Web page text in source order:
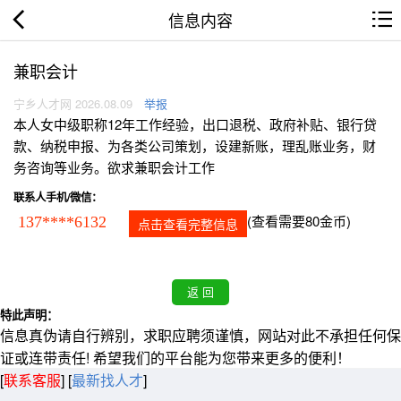
信息内容
兼职会计
宁乡人才网 2026.08.09 举报
本人女中级职称12年工作经验，出口退税、政府补贴、银行贷
款、纳税申报、为各类公司策划，设建新账，理乱账业务，财
务咨询等业务。欲求兼职会计工作
联系人手机/微信：
137****6132 点击查看完整信息 (查看需要80金币)
特此声明：
信息真伪请自行辨别，求职应聘须谨慎，网站对此不承担任何保
证或连带责任! 希望我们的平台能为您带来更多的便利！
[联系客服] [最新找人才]